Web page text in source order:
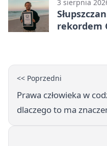
3 sierpnia
rekordem
<< Poprzedni
Prawa człowieka w
dlaczego to ma